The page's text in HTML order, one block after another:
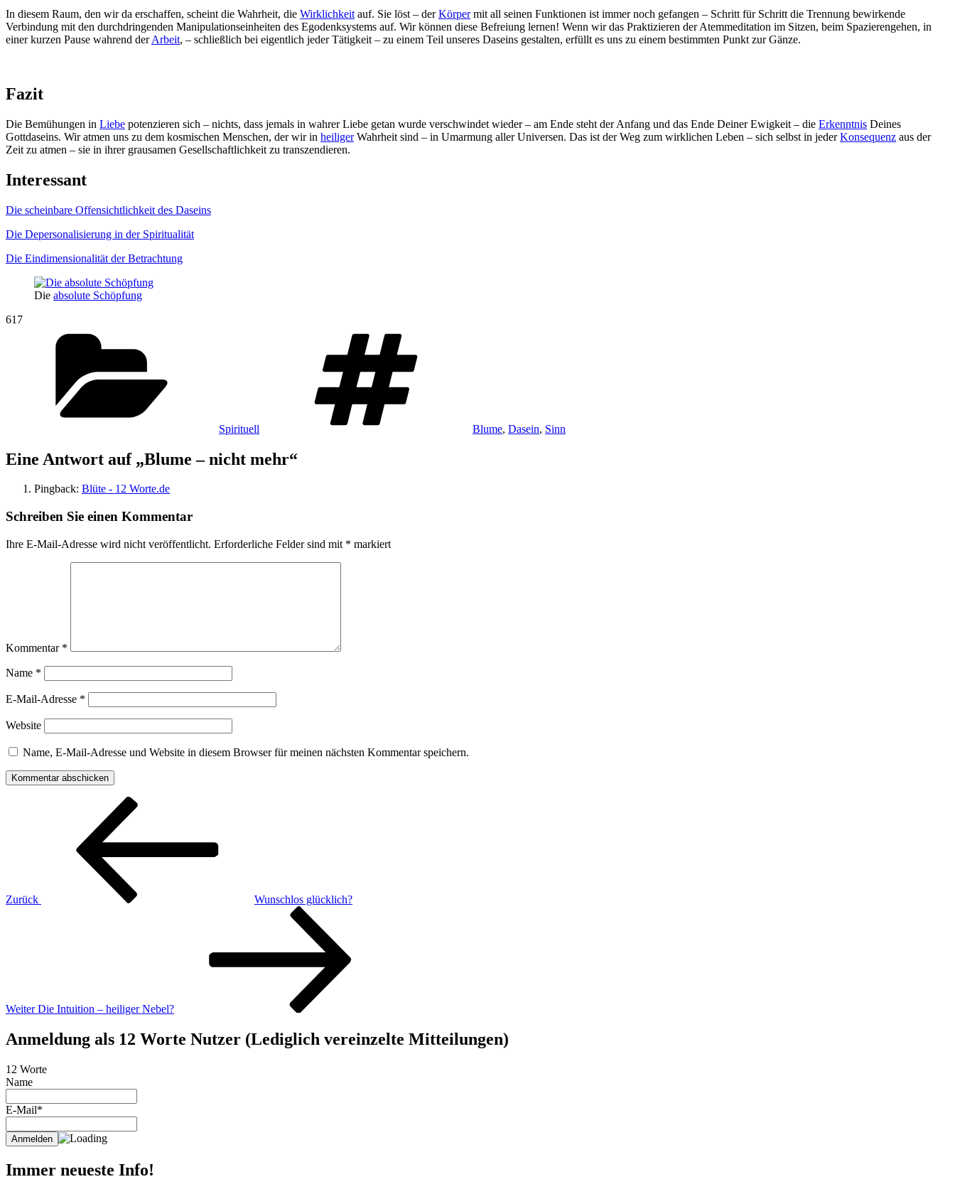
In diesem Raum, den wir da erschaffen, scheint die Wahrheit, die Wirklichkeit auf. Sie löst – derKörpermit all seinen Funktionen ist immer noch gefangen – Schritt für Schritt die Trennung bewirkende
Verbindung mit den durchdringenden Manipulationseinheiten des Egodenksystems auf. Wir können diese Befreiung lernen! Wenn wir das Praktizieren der Atemmeditation im Sitzen, beim Spazierengehen, in
einer kurzen Pause wahrend derArbeit, – schließlich bei eigentlich jeder Tätigkeit – zu einem Teil unseres Daseins gestalten, erfüllt es uns zu einem bestimmten Punkt zur Gänze.
Fazit
Die Bemühungen in Liebe potenzieren sich – nichts, dass jemals in wahrer Liebe getan wurde verschwindet wieder – am Ende steht der Anfang und das Ende Deiner Ewigkeit – die Erkenntnis Deines
Gottdaseins. Wir atmen uns zu dem kosmischen Menschen, der wir in heiligerWahrheit sind – in Umarmung aller Universen. Das ist der Weg zum wirklichen Leben – sich selbst in jederKonsequenz aus der
Zeit zu atmen – sie in ihrer grausamen Gesellschaftlichkeit zu transzendieren.
Interessant
Die scheinbare Offensichtlichkeit des Daseins
Die Depersonalisierung in der Spiritualität
Die Eindimensionalität der Betrachtung
Die absolute Schöpfung
617
Spirituell Blume, Dasein, Sinn
Eine Antwort auf „Blume – nicht mehr“
Pingback: Blüte - 12 Worte.de
Schreiben Sie einen Kommentar
Ihre E-Mail-Adresse wird nicht veröffentlicht. Erforderliche Felder sind mit * markiert
Kommentar *
Name *
E-Mail-Adresse *
Website
Name, E-Mail-Adresse und Website in diesem Browser für meinen nächsten Kommentar speichern.
Beitragsnavigation
Zurück
Wunschlos glücklich?
Weiter Die Intuition – heiliger Nebel?
Anmeldung als 12 Worte Nutzer (Lediglich vereinzelte Mitteilungen)
12 Worte
Name
E-Mail*
Immer neueste Info!